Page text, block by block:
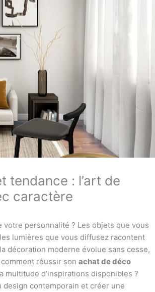
tendance : l’art de
caractère
personnalité ? Les objets que vous
lumières que vous diffusez racontent
décoration moderne évolue sans cesse,
réussir sonachat de déco
multitude d’inspirations disponibles ?
contemporain et créer une